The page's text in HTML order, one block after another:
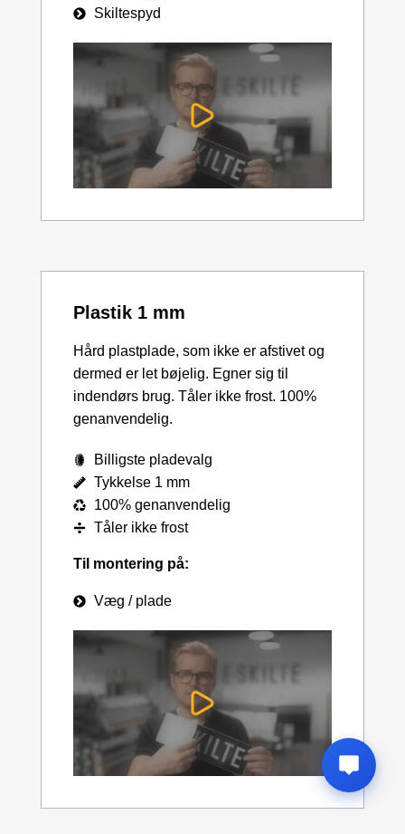
Skiltespyd
Plastik 1 mm
Hård plastplade, som ikke er afstivet og
dermed er let bøjelig. Egner sig til
indendørs brug. Tåler ikke frost. 100%
genanvendelig.
Billigste pladevalg
Tykkelse 1 mm
100% genanvendelig
Tåler ikke frost
Til montering på:
Væg / plade